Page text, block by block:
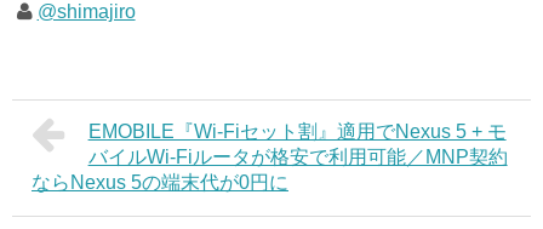
@shimajiro
EMOBILE『Wi-Fiセット割』適用でNexus 5 + モ
バイルWi-Fiルータが格安で利用可能／MNP契約
ならNexus 5の端末代が0円に